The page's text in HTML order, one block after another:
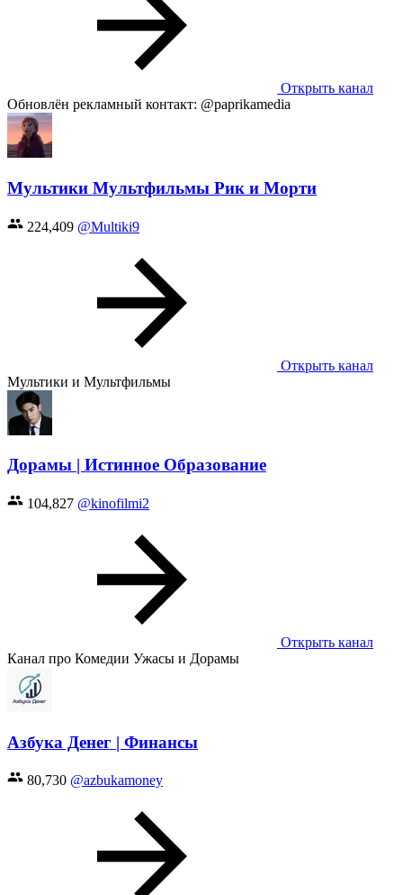
Открыть канал
Обновлён рекламный контакт: @paprikamedia
Мультики Мультфильмы Рик и Морти
224,409 @Multiki9
Открыть канал
Мультики и Мультфильмы
Дорамы | Истинное Образование
104,827 @kinofilmi2
Открыть канал
Канал про Комедии Ужасы и Дорамы
Азбука Денег | Финансы
80,730 @azbukamoney